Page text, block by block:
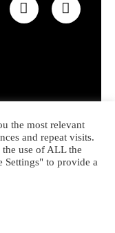
in Hossegor
the most relevant
and repeat visits.
use of ALL the
to provide a